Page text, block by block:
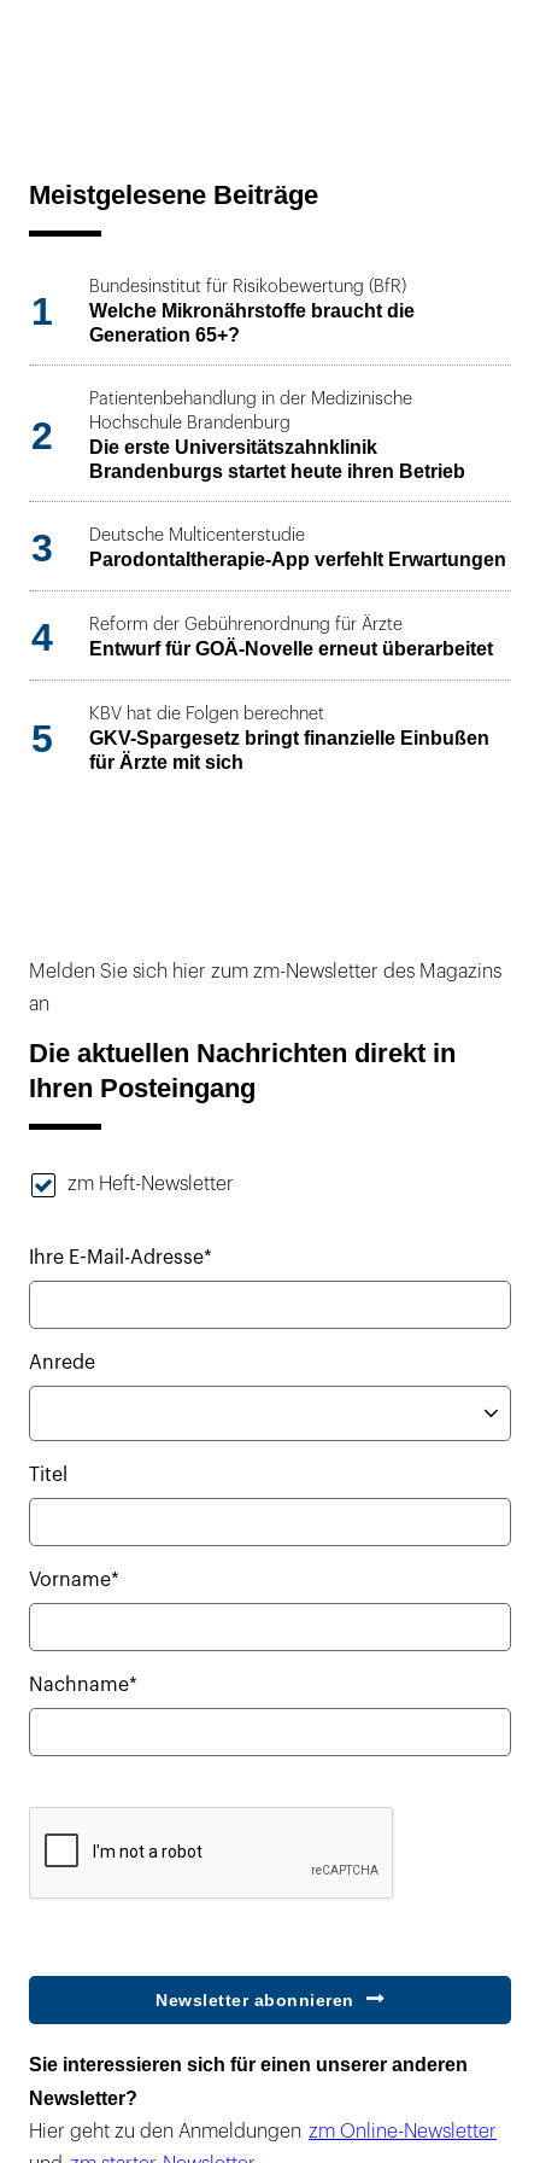
Meistgelesene Beiträge
1
Bundesinstitut für Risikobewertung (BfR)
Welche Mikronährstoffe braucht die
Generation 65+?
2
Patientenbehandlung in der Medizinische
Hochschule Brandenburg
Die erste Universitätszahnklinik
Brandenburgs startet heute ihren Betrieb
3 Deutsche Multicenterstudie
Parodontaltherapie-App verfehlt Erwartungen
4 Reform der Gebührenordnung für Ärzte
Entwurf für GOÄ-Novelle erneut überarbeitet
5
KBV hat die Folgen berechnet
GKV-Spargesetz bringt finanzielle Einbußen
für Ärzte mit sich
Melden Sie sich hier zum zm-Newsletter des Magazins
an
Die aktuellen Nachrichten direkt in
Ihren Posteingang
zm Heft-Newsletter
Ihre E-Mail-Adresse*
Anrede
Titel
Vorname*
Nachname*
Newsletter abonnieren
Sie interessieren sich für einen unserer anderen
Newsletter?
Hier geht zu den Anmeldungen zm Online-Newsletter